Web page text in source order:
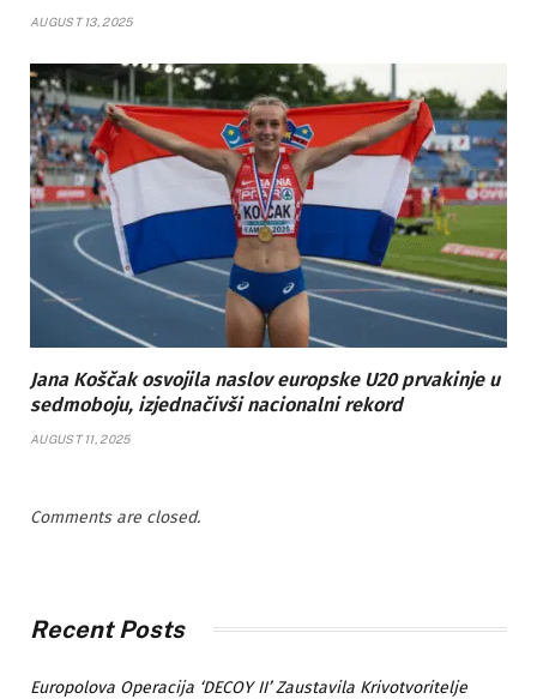
AUGUST 13, 2025
Jana Koščak osvojila naslov europske U20 prvakinje u
sedmoboju, izjednačivši nacionalni rekord
AUGUST 11, 2025
Comments are closed.
Recent Posts
Europolova Operacija ‘DECOY II’ Zaustavila Krivotvoritelje